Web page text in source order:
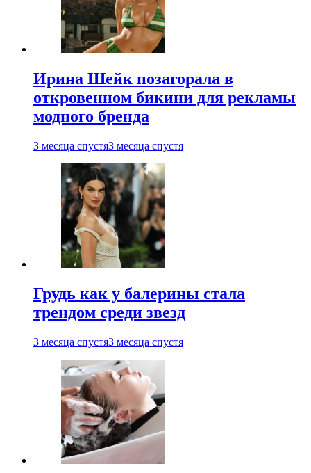
Ирина Шейк позагорала в
откровенном бикини для рекламы
модного бренда
3 месяца спустя3 месяца спустя
Грудь как у балерины стала
трендом среди звезд
3 месяца спустя3 месяца спустя